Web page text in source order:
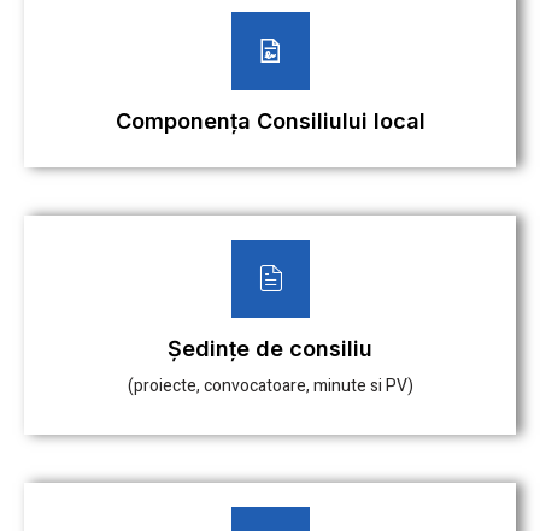
Componența Consiliului local
Ședințe de consiliu
(proiecte, convocatoare, minute si PV)